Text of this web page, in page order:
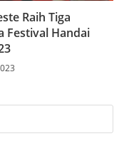
Raih Tiga
Festival Handai